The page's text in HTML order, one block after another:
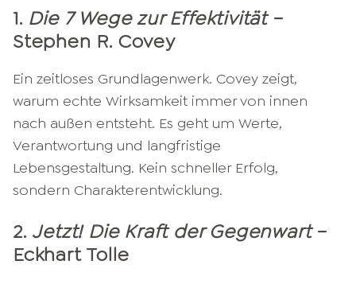
1. Die 7 Wege zur Effektivität–
Stephen R. Covey
Ein zeitloses Grundlagenwerk. Covey zeigt,
warum echte Wirksamkeit immer von innen
nach außen entsteht. Es geht um Werte,
Verantwortung und langfristige
Lebensgestaltung. Kein schneller Erfolg,
sondern Charakterentwicklung.
2. Jetzt! Die Kraft der Gegenwart–
Eckhart Tolle